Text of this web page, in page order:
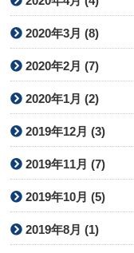
2020年3月 (8)
2020年2月 (7)
2020年1月 (2)
2019年12月 (3)
2019年11月 (7)
2019年10月 (5)
2019年8月 (1)